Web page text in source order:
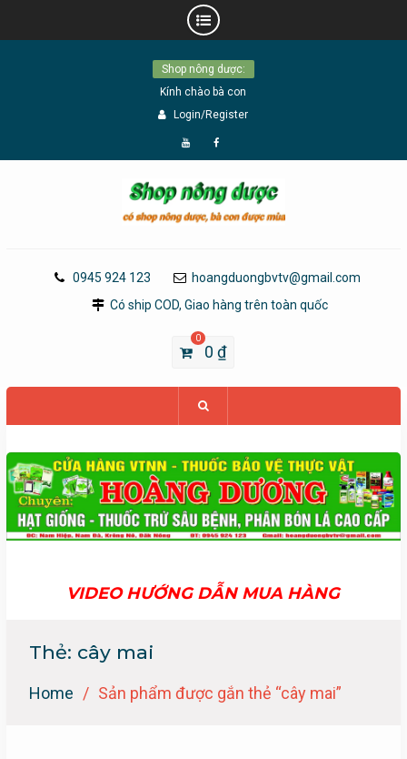
Shop nông dược:
Kính chào bà con
Login/Register
Đăng
YouTube
Page
0945 924 123
hoangduongbvtv@gmail.com
Có ship COD, Giao hàng trên toàn quốc
0
0₫
VIDEO HƯỚNG DẪN MUA HÀNG
Thẻ: cây mai
Home Sản phẩm được gắn thẻ “cây mai”